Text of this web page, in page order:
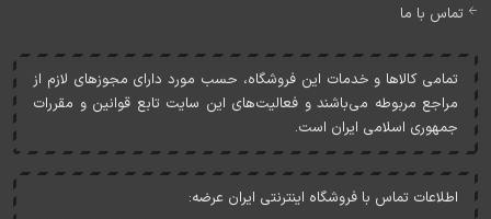
تماس با ما
تمامی کالاها و خدمات اين فروشگاه، حسب مورد دارای مجوزهای لازم از
مراجع مربوطه می‌باشند و فعاليت‌های اين سايت تابع قوانين و مقررات
جمهوری اسلامی ايران است.
اطلاعات تماس با فروشگاه اینترنتی ایران عرضه: